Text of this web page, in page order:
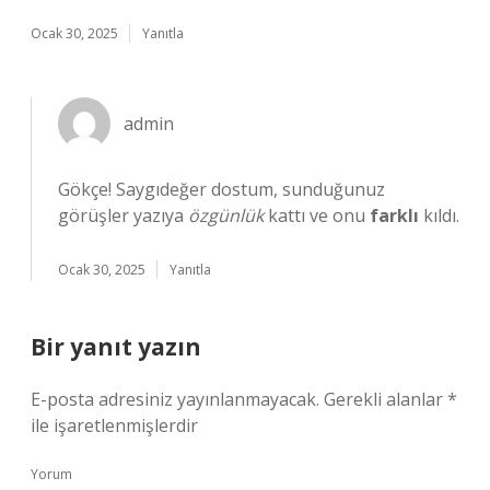
Ocak 30, 2025 Yanıtla
admin
Gökçe! Saygıdeğer dostum, sunduğunuz
görüşler yazıya özgünlükkattı ve onu farklı kıldı.
Ocak 30, 2025 Yanıtla
Bir yanıt yazın
E-posta adresiniz yayınlanmayacak. Gerekli alanlar*
ile işaretlenmişlerdir
Yorum